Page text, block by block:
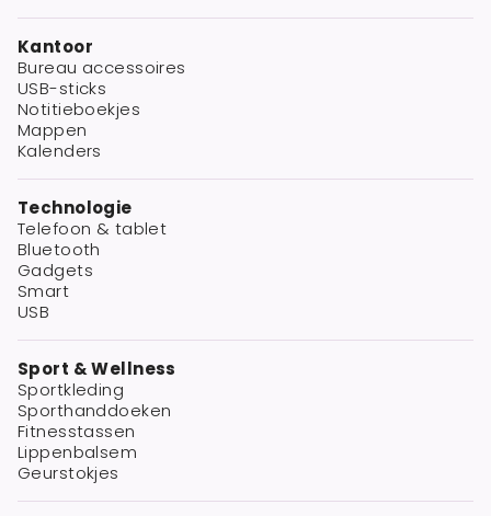
Kantoor
Bureau accessoires
USB-sticks
Notitieboekjes
Mappen
Kalenders
Technologie
Telefoon & tablet
Bluetooth
Gadgets
Smart
USB
Sport & Wellness
Sportkleding
Sporthanddoeken
Fitnesstassen
Lippenbalsem
Geurstokjes